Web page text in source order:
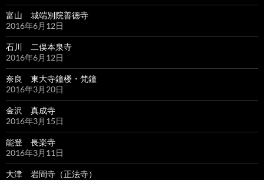
富山 城端別院善徳寺
2016年6月12日
石川 二俣本泉寺
2016年6月12日
奈良 東大寺鐘楼・梵鐘
2016年3月20日
金沢 真成寺
2016年3月15日
能登 長楽寺
2016年3月11日
大津 岩間寺（正法寺）